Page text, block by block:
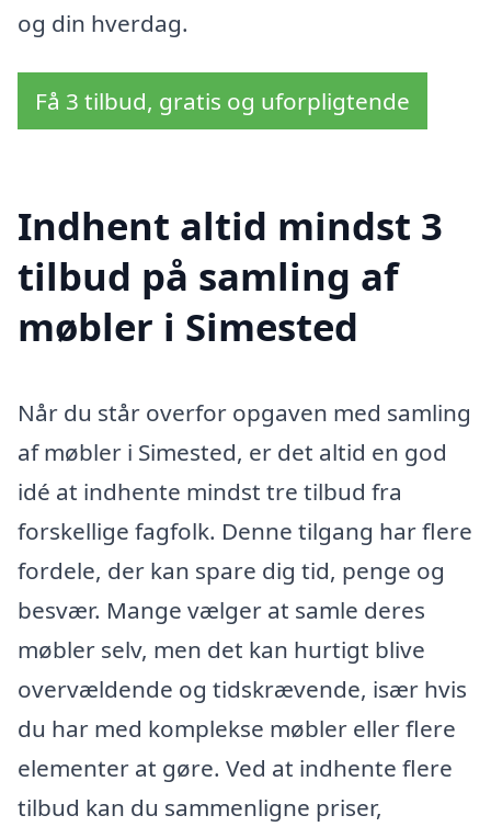
og din hverdag.
Få 3 tilbud, gratis og uforpligtende
Indhent altid mindst 3
tilbud på samling af
møbler i Simested
Når du står overfor opgaven med samling
af møbler i Simested, er det altid en god
idé at indhente mindst tre tilbud fra
forskellige fagfolk. Denne tilgang har flere
fordele, der kan spare dig tid, penge og
besvær. Mange vælger at samle deres
møbler selv, men det kan hurtigt blive
overvældende og tidskrævende, især hvis
du har med komplekse møbler eller flere
elementer at gøre. Ved at indhente flere
tilbud kan du sammenligne priser,